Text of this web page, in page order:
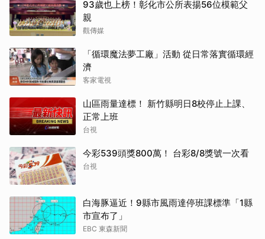
93歲也上榜！彰化市公所表揚56位模範父
親
觀傳媒
「循環魔法夢工廠」活動 從日常落實循環經
濟
客家電視
山區雨量達標！ 新竹縣明日8校停止上課、
正常上班
台視
今彩539頭獎800萬！ 台彩8/8獎號一次看
台視
白海豚逼近！9縣市風雨達停班課標準「1縣
市宣布了」
EBC 東森新聞